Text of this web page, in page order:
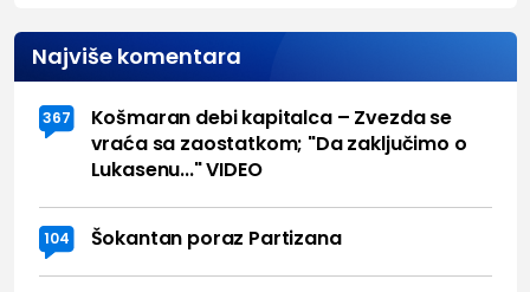
Najviše komentara
367
Košmaran debi kapitalca – Zvezda se
vraća sa zaostatkom; "Da zaključimo o
Lukasenu..." VIDEO
104 Šokantan poraz Partizana